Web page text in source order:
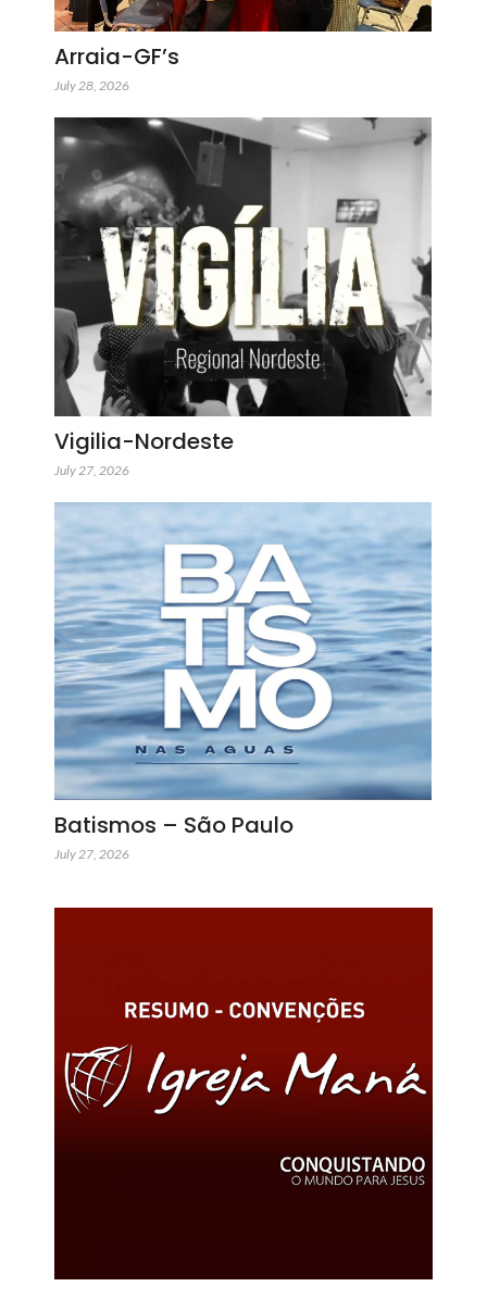
Arraia-GF’s
July 28, 2026
Vigilia-Nordeste
July 27, 2026
Batismos – São Paulo
July 27, 2026